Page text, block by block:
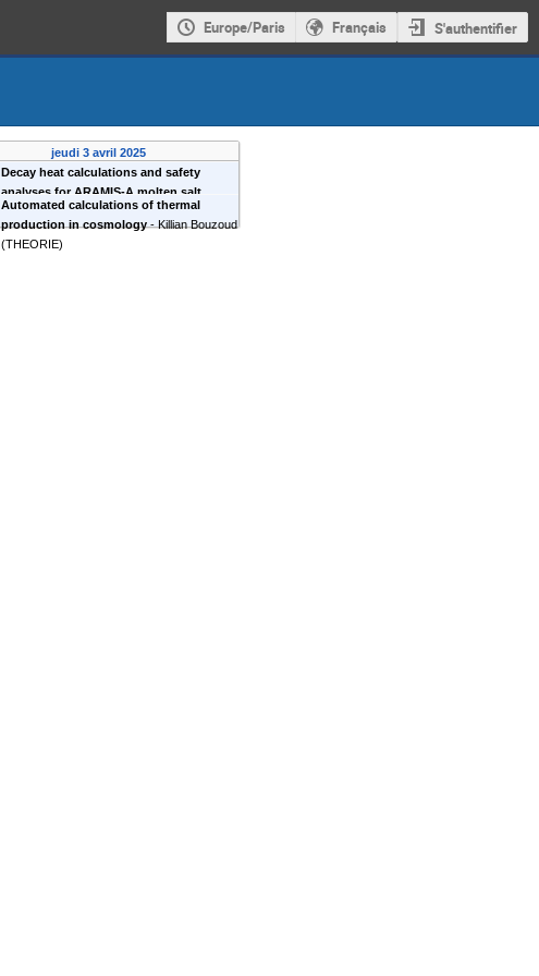
Europe/Paris Français S'authentifier
jeudi 3 avril 2025
Decay heat calculations and safety
analyses for ARAMIS-A molten salt
reactor - Jad Halwani (SEN)
Automated calculations of thermal
production in cosmology - Killian Bouzoud
(THEORIE)